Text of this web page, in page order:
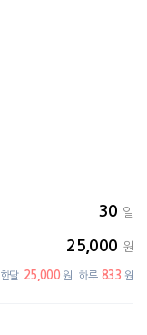
30 일
25,000 원
한달 25,000 원 하루 833 원